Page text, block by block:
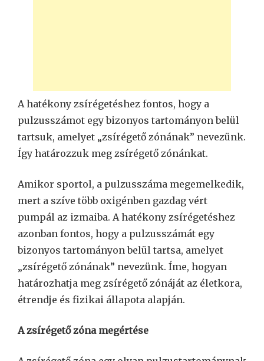
A hatékony zsírégetéshez fontos, hogy a
pulzusszámot egy bizonyos tartományon belül
tartsuk, amelyet „zsírégető zónának” nevezünk.
Így határozzuk meg zsírégető zónánkat.
Amikor sportol, a pulzusszáma megemelkedik,
mert a szíve több oxigénben gazdag vért
pumpál az izmaiba. A hatékony zsírégetéshez
azonban fontos, hogy a pulzusszámát egy
bizonyos tartományon belül tartsa, amelyet
„zsírégető zónának” nevezünk. Íme, hogyan
határozhatja meg zsírégető zónáját az életkora,
étrendje és fizikai állapota alapján.
A zsírégető zóna megértése